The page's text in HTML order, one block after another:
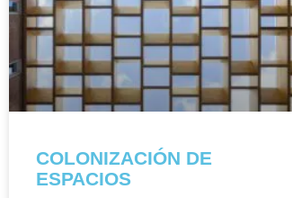
COLONIZACIÓN DE
ESPACIOS